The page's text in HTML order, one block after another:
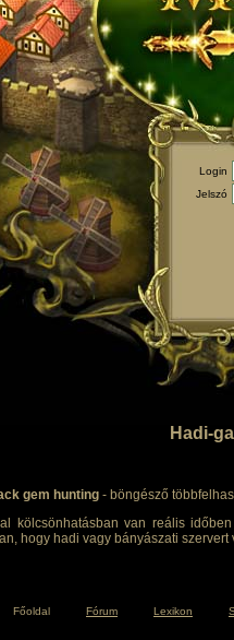
Login
Jelszó
Hadi-
gem hunting - böngésző
kölcsönhatásban van reális
hogy hadi vagy bányászati szervert
Főoldal Fórum Lexikon